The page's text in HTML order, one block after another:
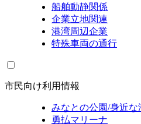
船舶動静関係
企業立地関連
港湾周辺企業
特殊車両の通行
市民向け利用情報
みなとの公園/身近な
勇払マリーナ